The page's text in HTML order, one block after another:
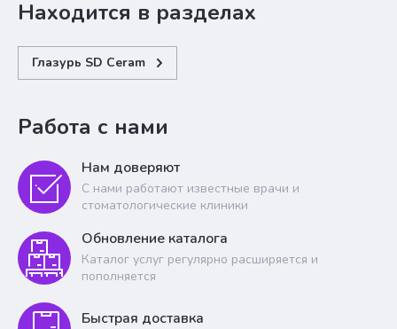
Находится в разделах
Глазурь SD Ceram
Работа с нами
Нам доверяют
С нами работают известные врачи и
стоматологические клиники
Обновление каталога
Каталог услуг регулярно расширяется и
пополняется
Быстрая доставка